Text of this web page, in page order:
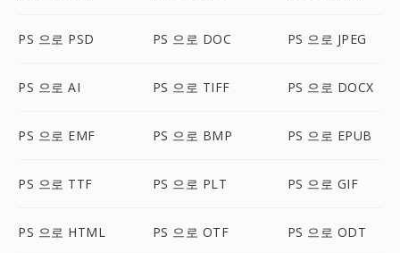
PS 으로 PSD PS 으로 DOC PS 으로 JPEG
PS 으로 AI PS 으로 TIFF PS 으로 DOCX
PS 으로 EMF PS 으로 BMP PS 으로 EPUB
PS 으로 TTF PS 으로 PLT PS 으로 GIF
PS 으로 HTML PS 으로 OTF PS 으로 ODT